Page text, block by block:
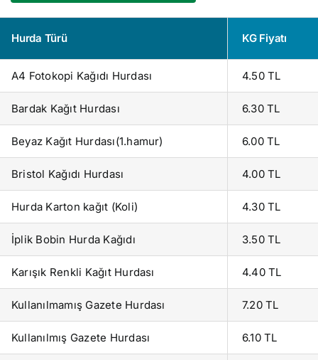
Hurda Türü KG Fiyatı
A4 Fotokopi Kağıdı Hurdası 4.50 TL
Bardak Kağıt Hurdası 6.30 TL
Beyaz Kağıt Hurdası(1.hamur) 6.00 TL
Bristol Kağıdı Hurdası 4.00 TL
Hurda Karton kağıt (Koli) 4.30 TL
İplik Bobin Hurda Kağıdı 3.50 TL
Karışık Renkli Kağıt Hurdası 4.40 TL
Kullanılmamış Gazete Hurdası 7.20 TL
Kullanılmış Gazete Hurdası 6.10 TL